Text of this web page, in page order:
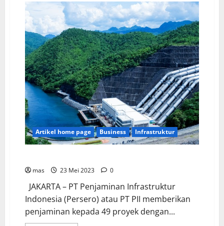
Artikel home page Business Infrastruktur
mas 23 Mei 2023 0
JAKARTA – PT Penjaminan Infrastruktur
Indonesia (Persero) atau PT PII memberikan
penjaminan kepada 49 proyek dengan...